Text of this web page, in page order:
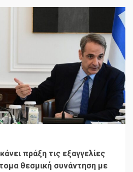
πράξη τις εξαγγελίες
θεσμική συνάντηση με